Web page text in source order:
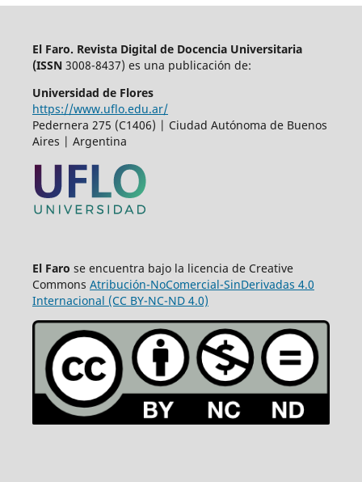
El Faro. Revista Digital de Docencia Universitaria
(ISSN 3008-8437) es una publicación de:
Universidad de Flores
https://www.uflo.edu.ar/
Pedernera 275 (C1406) | Ciudad Autónoma de Buenos
Aires | Argentina
El Faro se encuentra bajo la licencia de Creative
Commons Atribución-NoComercial-SinDerivadas 4.0
Internacional (CC BY-NC-ND 4.0)